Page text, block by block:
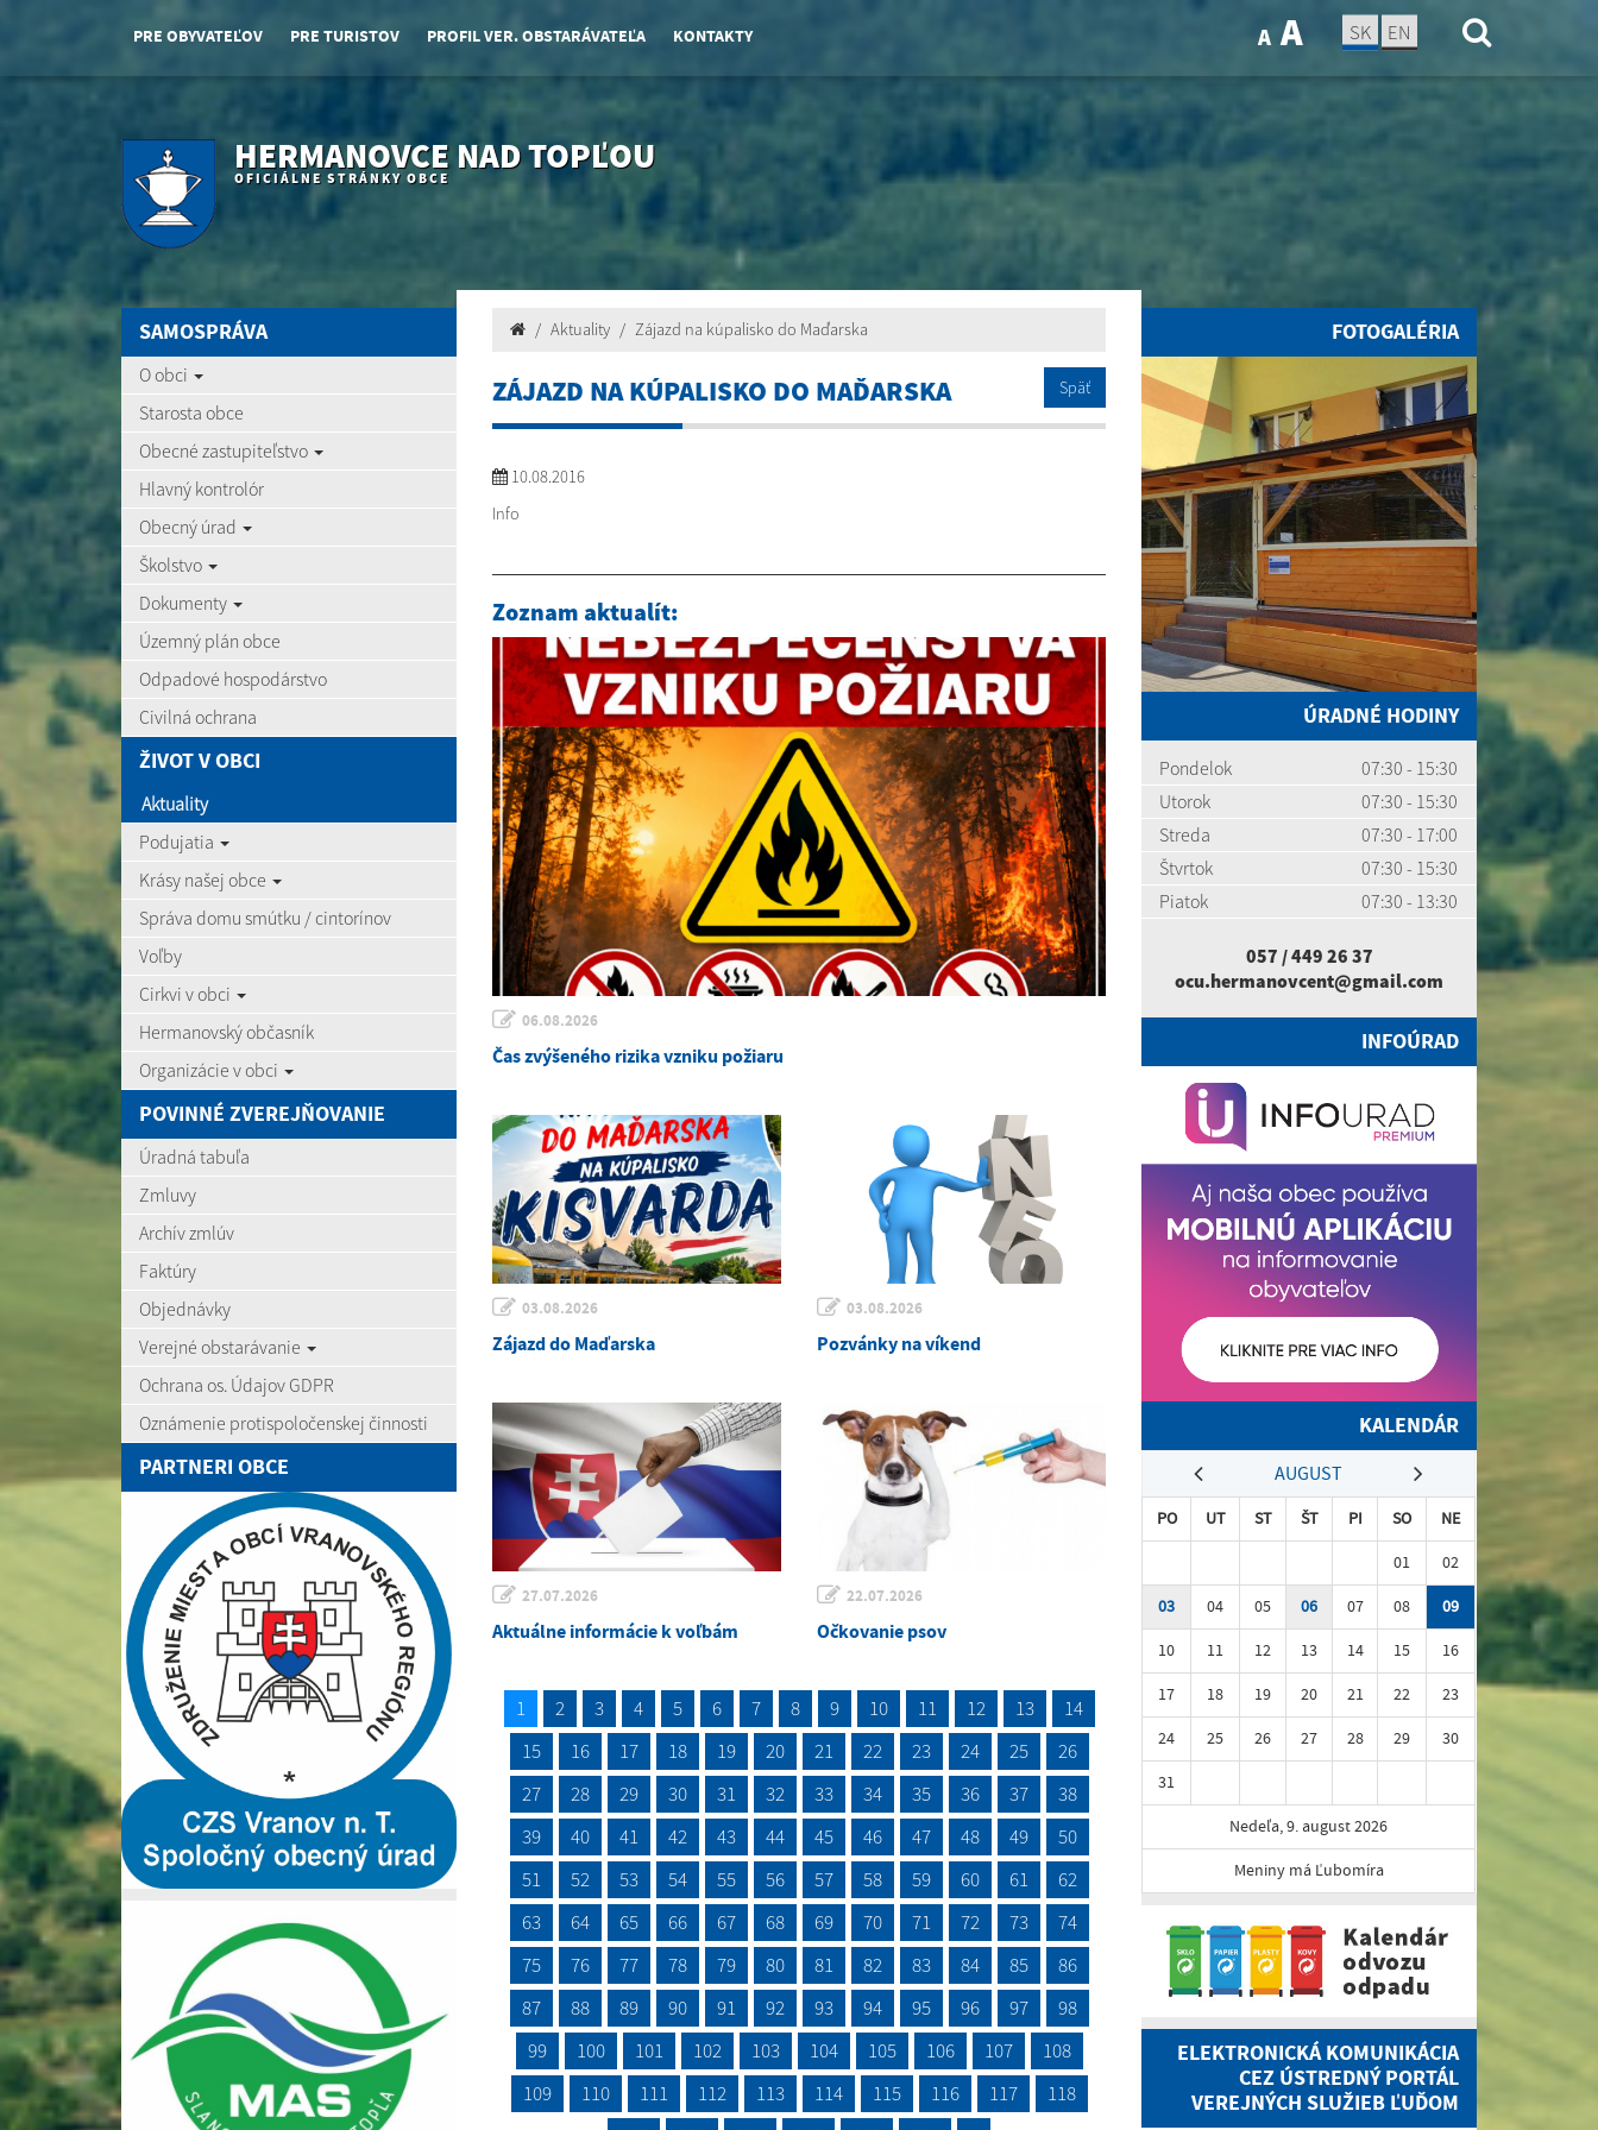
PRE OBYVATEĽOV PRE TURISTOV PROFIL VER. OBSTARÁVATEĽA KONTAKTY A A SK EN
HERMANOVCE NAD TOPĽOU
OFICIÁLNE STRÁNKY OBCE
SAMOSPRÁVA
O obci
Starosta obce
Obecné zastupiteľstvo
Hlavný kontrolór
Obecný úrad
Školstvo
Dokumenty
Územný plán obce
Odpadové hospodárstvo
Civilná ochrana
ŽIVOT V OBCI
Aktuality
Podujatia
Krásy našej obce
Správa domu smútku / cintorínov
Voľby
Cirkvi v obci
Hermanovský občasník
Organizácie v obci
POVINNÉ ZVEREJŇOVANIE
Úradná tabuľa
Zmluvy
Archív zmlúv
Faktúry
Objednávky
Verejné obstarávanie
Ochrana os. Údajov GDPR
Oznámenie protispoločenskej činnosti
PARTNERI OBCE
Aktuality Zájazd na kúpalisko do Maďarska
ZÁJAZD NA KÚPALISKO DO MAĎARSKA Späť
10.08.2016
Info
Zoznam aktualít:
06.08.2026
Čas zvýšeného rizika vzniku požiaru
03.08.2026
Zájazd do Maďarska
03.08.2026
Pozvánky na víkend
27.07.2026
Aktuálne informácie k voľbám
22.07.2026
Očkovanie psov
1 2 3 4 5 6 7 8 9 10 11 12 13
14
15
16 17 18 19 20 21 22 23 24 25
26
27
28 29 30 31 32 33 34 35 36 37
38
39
40 41 42 43 44 45 46 47 48 49
50
51
52 53 54 55 56 57 58 59 60 61
62
63
64 65 66 67 68 69 70 71 72 73
74
75
76 77 78 79 80 81 82 83 84 85
86
87
88 89 90 91 92 93 94 95 96 97
98
99
100 101 102 103 104 105 106 107
108
109
110 111 112 113 114 115 116 117
118
FOTOGALÉRIA
ÚRADNÉ HODINY
Pondelok
07:30 - 15:30
Utorok
07:30 - 15:30
Streda
07:30 - 17:00
Štvrtok
07:30 - 15:30
Piatok
07:30 - 13:30
057 / 449 26 37
ocu.hermanovcent@gmail.com
INFOÚRAD
KALENDÁR
AUGUST
PO UT ST ŠT PI SO
NE
01
02
03
04 05 06 07 08
09
10
11 12 13 14 15
16
17
18 19 20 21 22
23
24
25 26 27 28 29
30
31
Nedeľa, 9. august 2026
Meniny má Ľubomíra
ELEKTRONICKÁ KOMUNIKÁCIA
CEZ ÚSTREDNÝ PORTÁL
VEREJNÝCH SLUŽIEB ĽUĎOM